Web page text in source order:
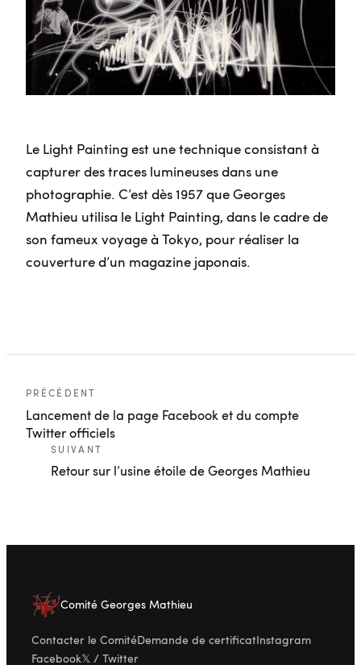
Le Light Painting est une technique consistant à
capturer des traces lumineuses dans une
photographie. C’est dès 1957 que Georges
Mathieu utilisa le Light Painting, dans le cadre de
son fameux voyage à Tokyo, pour réaliser la
couverture d’un magazine japonais.
PRÉCÉDENT
Lancement de la page Facebook et du compte
Twitter officiels
SUIVANT
Retour sur l’usine étoile de Georges Mathieu
Comité Georges Mathieu
Contacter le ComitéDemande de certificatInstagram
Facebook𝕏 / Twitter